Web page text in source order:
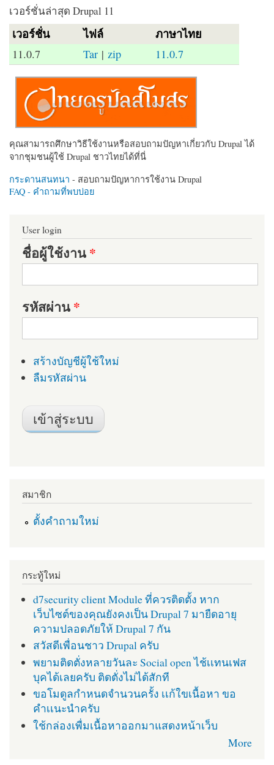
เวอร์ชั่นล่าสุด Drupal 11
เวอร์ชั่น ไฟล์ ภาษาไทย
11.0.7 Tar | zip 11.0.7
คุณสามารถศึกษาวิธีใช้งานหรือสอบถามปัญหาเกี่ยวกับ Drupal ได้
จากชุมชนผู้ใช้ Drupal ชาวไทยได้ที่นี่
กระดานสนทนา - สอบถามปัญหาการใช้งาน Drupal
FAQ - คำถามที่พบบ่อย
User login
ชื่อผู้ใช้งาน*
รหัสผ่าน*
สร้างบัญชีผู้ใช้ใหม่
ลืมรหัสผ่าน
สมาชิก
ตั้งคำถามใหม่
กระทู้ใหม่
d7security client Module ที่ควรติดตั้ง หาก
เว็บไซต์ของคุณยังคงเป็น Drupal 7 มายืดอายุ
ความปลอดภัยให้ Drupal 7 กัน
สวัสดีเพื่อนชาว Drupal ครับ
พยามติดตั่งหลายวันละ Social open ไช้เเทนเฟส
บุคได้เลยครับ ติดตั่งไม่ได้สักที
ขอโมดูลกำหนดจำนวนครั้ง เเก้ใขเนื้อหา ขอ
คำเเนะนำครับ
ใช้กล่องเพื่มเนื้อหาออกมาแสดงหน้าเว็บ
More